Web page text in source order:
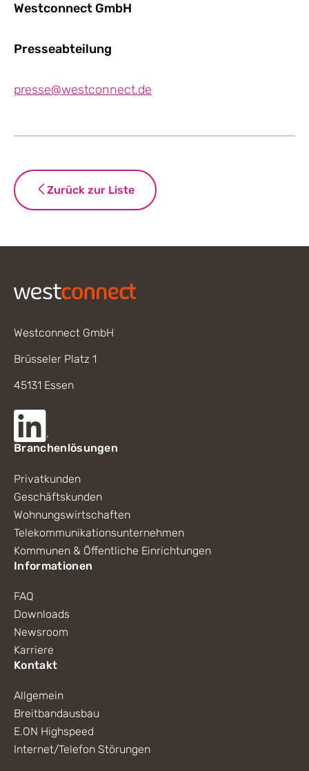
Westconnect GmbH
Presseabteilung
presse@westconnect.de
Zurück zur Liste
Westconnect GmbH
Brüsseler Platz 1
45131 Essen
Branchenlösungen
Privatkunden
Geschäftskunden
Wohnungswirtschaften
Telekommunikationsunternehmen
Kommunen & Öffentliche Einrichtungen
Informationen
FAQ
Downloads
Newsroom
Karriere
Kontakt
Allgemein
Breitbandausbau
E.ON Highspeed
Internet/Telefon Störungen